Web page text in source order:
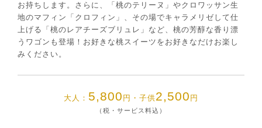
お持ちします。さらに、「桃のテリーヌ」やクロワッサン生
地のマフィン「クロフィン」、その場でキャラメリゼして仕
上げる「桃のレアチーズブリュレ」など、桃の芳醇な香り漂
うワゴンも登場！お好きな桃スイーツをお好きなだけお楽し
みください。
大人： 5,800 円・子供2,500 円
（税・サービス料込）